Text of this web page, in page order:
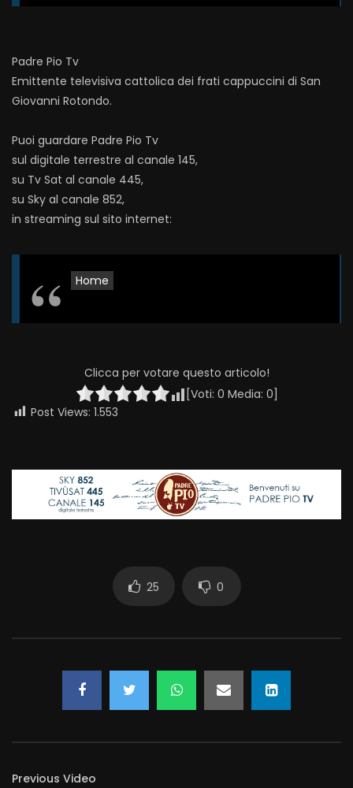
Padre Pio Tv
Emittente televisiva cattolica dei frati cappuccini di San
Giovanni Rotondo.
Puoi guardare Padre Pio Tv
sul digitale terrestre al canale 145,
su Tv Sat al canale 445,
su Sky al canale 852,
in streaming sul sito internet:
Home
Clicca per votare questo articolo!
[Voti: 0 Media: 0]
Post Views: 1.553
25 0
Previous Video